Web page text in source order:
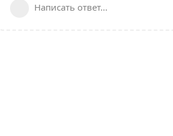
Написать ответ...